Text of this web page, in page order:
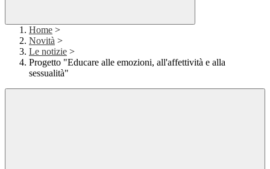
Home >
Novità >
Le notizie >
Progetto "Educare alle emozioni, all'affettività e alla
sessualità"